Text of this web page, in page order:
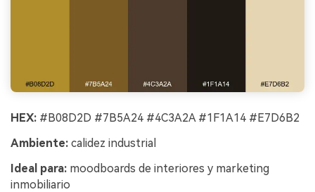
HEX: #B08D2D #7B5A24 #4C3A2A #1F1A14 #E7D6B2
Ambiente: calidez industrial
Ideal para: moodboards de interiores y marketing
inmobiliario